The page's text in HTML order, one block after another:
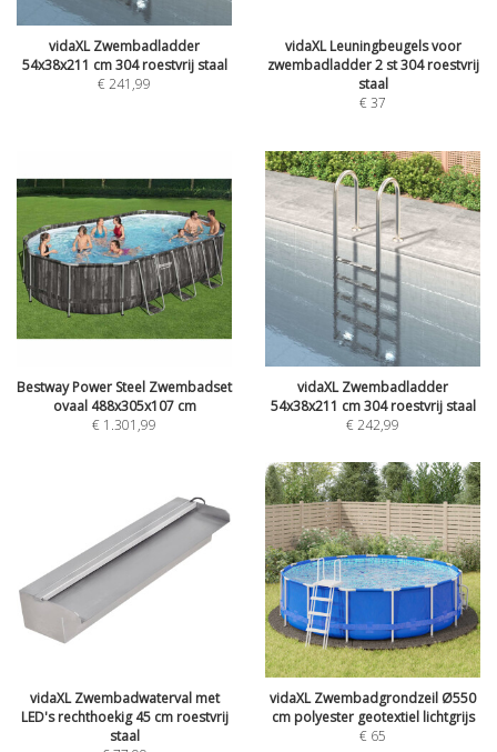
vidaXL Zwembadladder
54x38x211 cm 304 roestvrij staal
€241,99
vidaXL Leuningbeugels voor
zwembadladder 2 st 304 roestvrij
staal
€37
Bestway Power Steel Zwembadset
ovaal 488x305x107 cm
€ 1.301,99
vidaXL Zwembadladder
54x38x211 cm 304 roestvrij staal
€242,99
vidaXL Zwembadwaterval met
LED's rechthoekig 45 cm roestvrij
staal
vidaXL Zwembadgrondzeil Ø550
cm polyester geotextiel lichtgrijs
€ 65